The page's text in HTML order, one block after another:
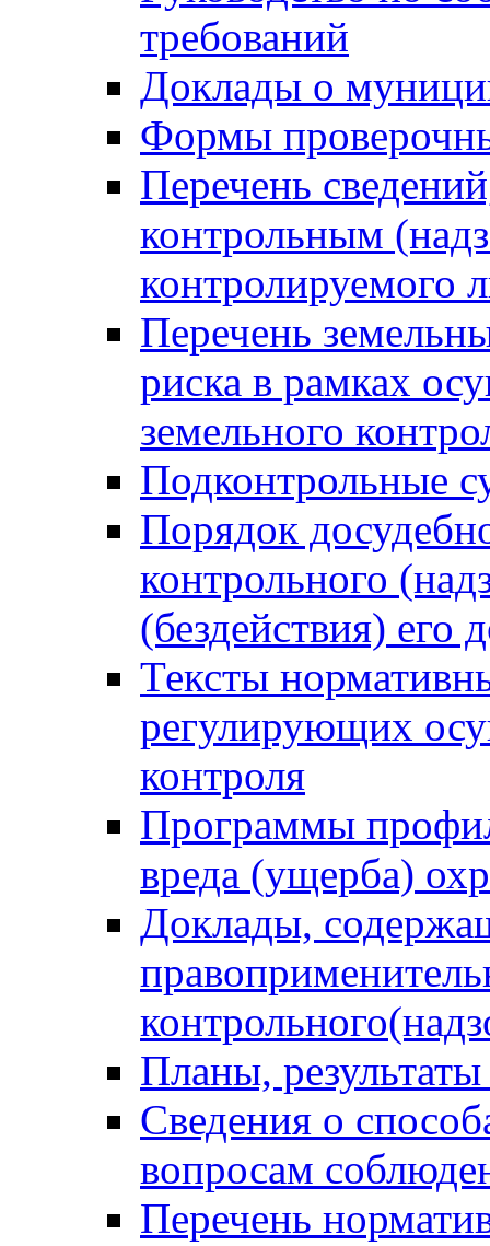
требований
Доклады о
Формы
Перечень
контрольным
контролируемого
Перечень
риска в рамках
земельного
Подконтрольные
Порядок
контрольного
(бездействия)
Тексты
регулирующих
контроля
Программы
вреда (ущерба)
Доклады,
Планы,
Сведения о
вопросам
Перечень